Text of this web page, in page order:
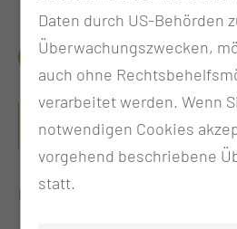
ANSPRECHPERSONEN
NOTFALLDIALOG
Präzise. Strukturiert.
Daten durch US-Behörden
Überwachungszwecken,
auch ohne
verarbeitet werden. Wenn
notwendigen Cookies
vorgehend beschriebene
statt.